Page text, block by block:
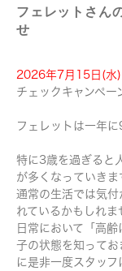
フェレットさん
せ
2026年7月15日(水
チェックキャンペー
フェレットは一年に
特に3歳を過ぎると
が多くなっていきま
通常の生活では気付
れているかもしれま
日常において「高
子の状態を知って
に是非一度スタッ